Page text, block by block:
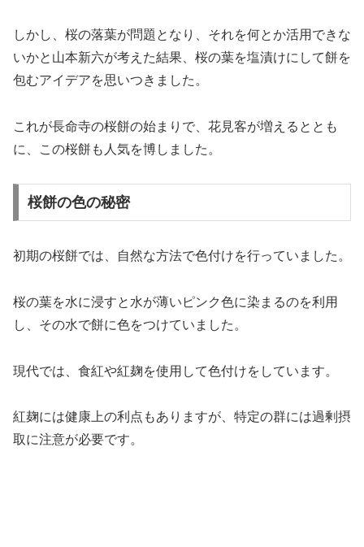
しかし、桜の落葉が問題となり、それを何とか活用できな
いかと山本新六が考えた結果、桜の葉を塩漬けにして餅を
包むアイデアを思いつきました。
これが長命寺の桜餅の始まりで、花見客が増えるととも
に、この桜餅も人気を博しました。
桜餅の色の秘密
初期の桜餅では、自然な方法で色付けを行っていました。
桜の葉を水に浸すと水が薄いピンク色に染まるのを利用
し、その水で餅に色をつけていました。
現代では、食紅や紅麹を使用して色付けをしています。
紅麹には健康上の利点もありますが、特定の群には過剰摂
取に注意が必要です。